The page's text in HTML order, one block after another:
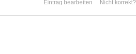
Nicht korrekt?
Eintrag bearbeiten